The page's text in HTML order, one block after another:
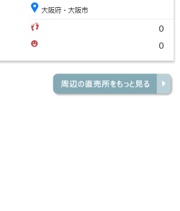
大阪府・大阪市
0
0